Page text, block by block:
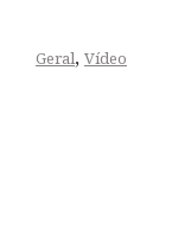
Geral, Vídeo